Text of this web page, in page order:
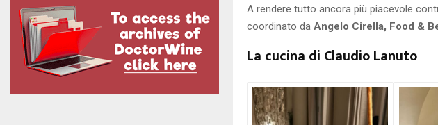
A rendere tutto ancora più piacevole
coordinato da Angelo Cirella, Food &
La cucina di Claudio Lanuto